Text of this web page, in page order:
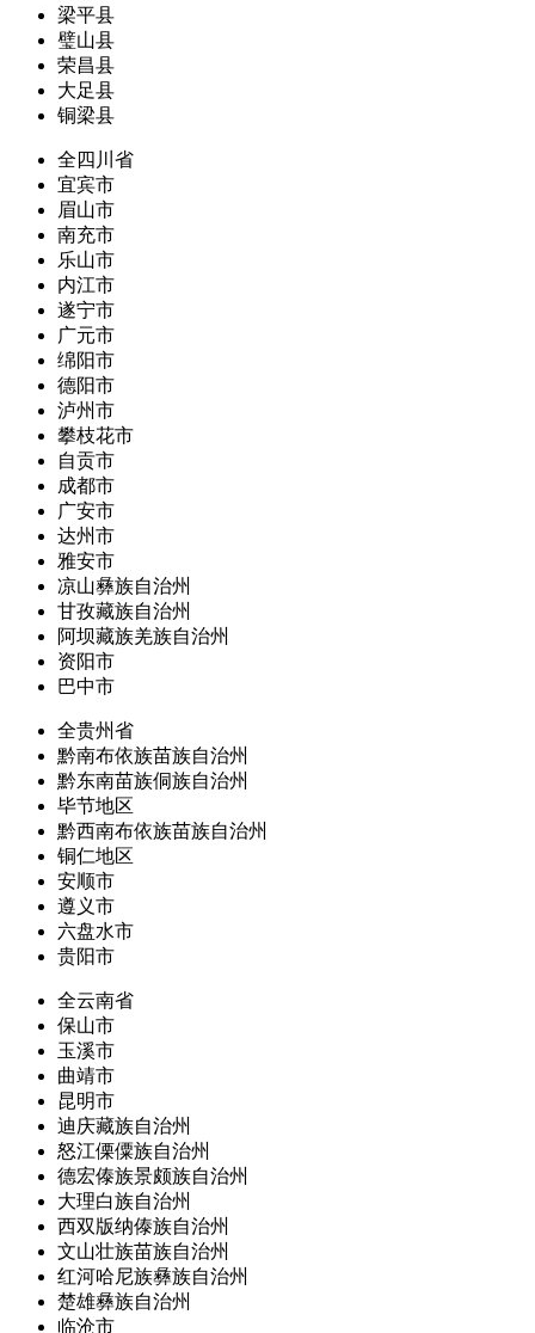
梁平县
璧山县
荣昌县
大足县
铜梁县
全四川省
宜宾市
眉山市
南充市
乐山市
内江市
遂宁市
广元市
绵阳市
德阳市
泸州市
攀枝花市
自贡市
成都市
广安市
达州市
雅安市
凉山彝族自治州
甘孜藏族自治州
阿坝藏族羌族自治州
资阳市
巴中市
全贵州省
黔南布依族苗族自治州
黔东南苗族侗族自治州
毕节地区
黔西南布依族苗族自治州
铜仁地区
安顺市
遵义市
六盘水市
贵阳市
全云南省
保山市
玉溪市
曲靖市
昆明市
迪庆藏族自治州
怒江傈僳族自治州
德宏傣族景颇族自治州
大理白族自治州
西双版纳傣族自治州
文山壮族苗族自治州
红河哈尼族彝族自治州
楚雄彝族自治州
临沧市